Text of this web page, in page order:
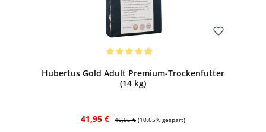
Hubertus Gold Adult Premium-Trockenfutter
(14 kg)
Verkaufspreis:
41,95 € Regulärer Preis:
46,95 € (10.65% gespart)